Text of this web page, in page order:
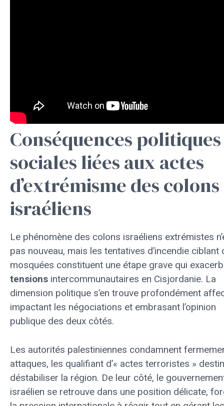
Conséquences
sociales liées aux actes
d’extrémisme des colons
israéliens
Le phénomène des colons israéliens extrémistes
pas nouveau, mais les tentatives d’incendie ciblant
mosquées constituent une étape grave qui
tensions intercommunautaires en Cisjordanie. La
dimension politique s’en trouve profondément
impactant les négociations et embrasant l’opinion
publique des deux côtés.
Les autorités palestiniennes condamnent
attaques, les qualifiant d’« actes terroristes »
déstabiliser la région. De leur côté, le
israélien se retrouve dans une position délicate,